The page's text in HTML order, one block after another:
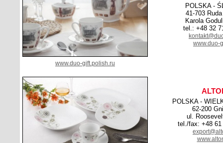
POLSKA -
41-703
Karola
tel.: +48 32
www.duo-
www.duo-gift.polish.ru
POLSKA -
62-200
ul.
tel./fax: +48 61